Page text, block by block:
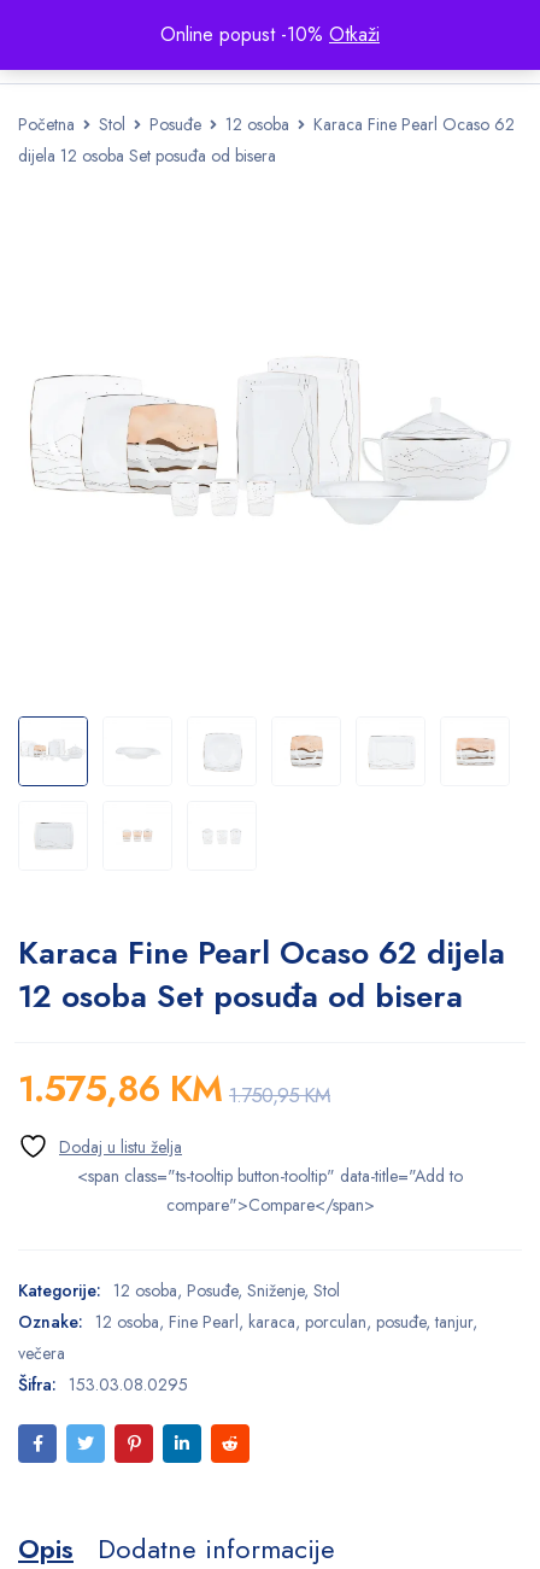
Online popust -10% Otkaži
Početna Stol Posuđe 12 osoba
Karaca Fine Pearl Ocaso 62
dijela 12 osoba Set posuđa od bisera
Karaca Fine Pearl Ocaso 62 dijela
12 osoba Set posuđa od bisera
1.750,95KM
1.575,86 KM
<span class="ts-tooltip button-tooltip" data-title="Add to
compare">Compare</span>
Kategorije: 12 osoba, Posuđe, Sniženje, Stol
Oznake: 12 osoba, Fine Pearl, karaca, porculan, posuđe,tanjur,
večera
Šifra: 153.03.08.0295
Opis Dodatne informacije